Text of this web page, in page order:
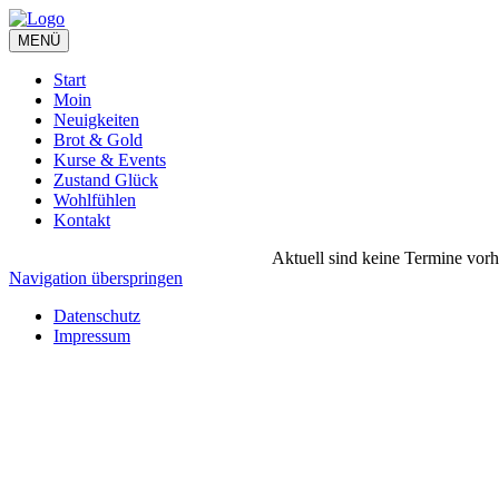
MENÜ
Start
Moin
Neuigkeiten
Brot & Gold
Kurse & Events
Zustand Glück
Wohlfühlen
Kontakt
Aktuell sind keine Termine
Navigation überspringen
Datenschutz
Impressum